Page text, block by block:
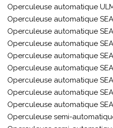
Operculeuse automatique
Operculeuse automatique
Operculeuse automatique
Operculeuse automatique
Operculeuse automatique
Operculeuse automatique
Operculeuse automatique
Operculeuse automatique
Operculeuse automatique
Operculeuse semi-